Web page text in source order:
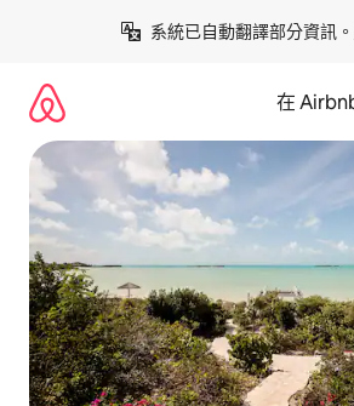
系統已自動翻譯部分資訊。
在